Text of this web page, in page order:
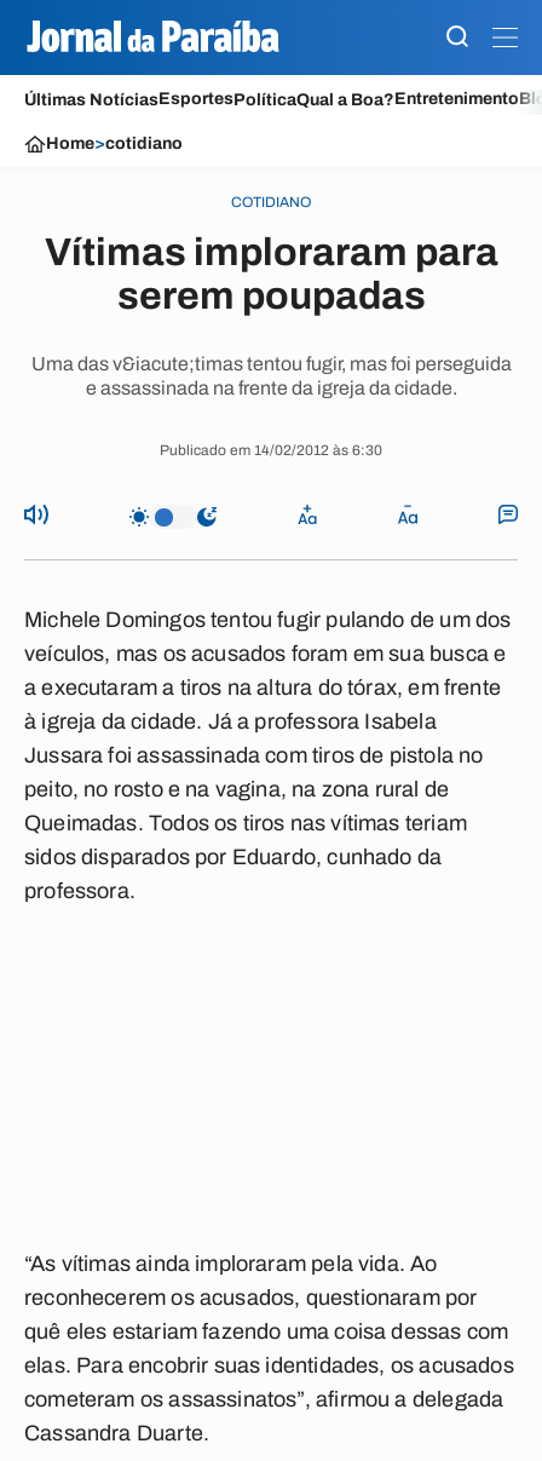
Últimas NotíciasEsportesPolíticaQual a Boa?Entretenimento
Home>cotidiano
COTIDIANO
Vítimas imploraram para
serem poupadas
Uma das v&iacute;timas tentou fugir, mas foi perseguida
e assassinada na frente da igreja da cidade.
Publicado em 14/02/2012 às 6:30
Michele Domingos tentou fugir pulando de um dos
veículos, mas os acusados foram em sua busca e
a executaram a tiros na altura do tórax, em frente
à igreja da cidade. Já a professora Isabela
Jussara foi assassinada com tiros de pistola no
peito, no rosto e na vagina, na zona rural de
Queimadas. Todos os tiros nas vítimas teriam
sidos disparados por Eduardo, cunhado da
professora.
“As vítimas ainda imploraram pela vida. Ao
reconhecerem os acusados, questionaram por
quê eles estariam fazendo uma coisa dessas com
elas. Para encobrir suas identidades, os acusados
cometeram os assassinatos”, afirmou a delegada
Cassandra Duarte.